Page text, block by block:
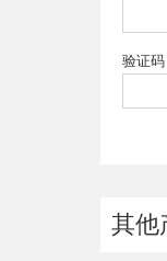
验证
其他